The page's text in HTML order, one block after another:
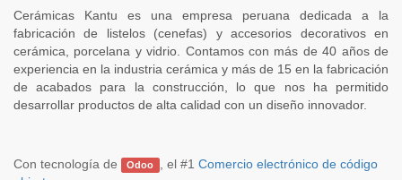
Cerámicas Kantu es una empresa peruana dedicada a la
fabricación de listelos (cenefas) y accesorios decorativos en
cerámica, porcelana y vidrio. Contamos con más de 40 años de
experiencia en la industria cerámica y más de 15 en la fabricación
de acabados para la construcción, lo que nos ha permitido
desarrollar productos de alta calidad con un diseño innovador.
Con tecnología de Odoo , el #1 Comercio electrónico de código